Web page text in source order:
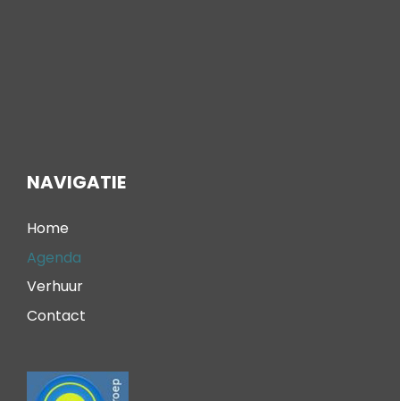
NAVIGATIE
Home
Agenda
Verhuur
Contact